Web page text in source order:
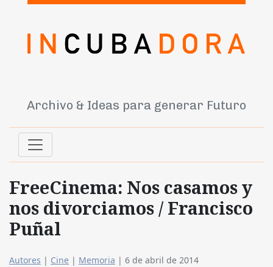
Archivo & Ideas para generar Futuro
FreeCinema: Nos casamos y
nos divorciamos / Francisco
Puñal
Autores | Cine | Memoria | 6 de abril de 2014